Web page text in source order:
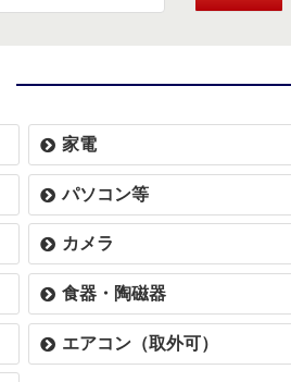
家電
パソコン等
カメラ
食器・陶磁器
エアコン（取外可）